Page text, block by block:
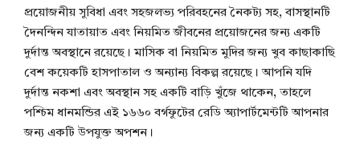
প্রয়োজনীয় সুবিধা এবং সহজলভ্য পরিবহনের নৈকট্য সহ, বাসস্থানটি
দৈনন্দিন যাতায়াত এবং নিয়মিত জীবনের প্রয়োজনের জন্য একটি
দুর্দান্ত অবস্থানে রয়েছে। মাসিক বা নিয়মিত মুদির জন্য খুব কাছাকাছি
বেশ কয়েকটি হাসপাতাল ও অন্যান্য বিকল্প রয়েছে। আপনি যদি
দুর্দান্ত নকশা এবং অবস্থান সহ একটি বাড়ি খুঁজে থাকেন, তাহলে
পশ্চিম ধানমন্ডির এই ১৬৬০ বর্গফুটের রেডি অ্যাপার্টমেন্টটি আপনার
জন্য একটি উপযুক্ত অপশন।